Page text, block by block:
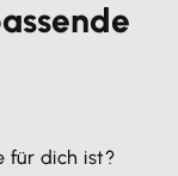
für dich ist?